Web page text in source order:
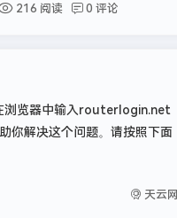
216 阅读 0 评论
浏览器中输入routerlogin.net
你解决这个问题。请按照下面
天云网